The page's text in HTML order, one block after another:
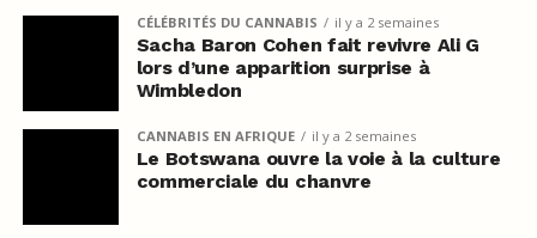
CÉLÉBRITÉS DU CANNABIS il y a 2 semaines
Sacha Baron Cohen fait revivre Ali G
lors d’une apparition surprise à
Wimbledon
CANNABIS EN AFRIQUE il y a 2 semaines
Le Botswana ouvre la voie à la culture
commerciale du chanvre